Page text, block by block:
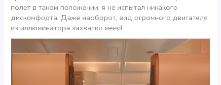
полет в таком положении, я не испытал никакого
дискомфорта. Даже наоборот, вид огромного двигателя
из иллюминатора захватил меня!